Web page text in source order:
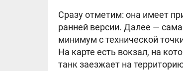
Сразу отметим: она имеет
ранней версии. Далее —
минимум с технической
На карте есть вокзал, на
танк заезжает на